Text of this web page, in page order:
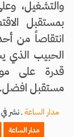
والتشغيل،
بمستقبل
انتقاصاً من
الحبيب الذي
قدرة على
مستقبل افضل.
مدار الساعةـنشر في 2026/06/03 الساعة 14:13
مدار الساعة